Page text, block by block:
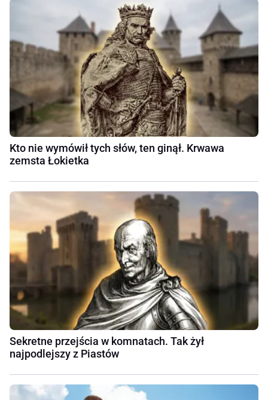
Kto nie wymówił tych słów, ten ginął. Krwawa
zemsta Łokietka
Sekretne przejścia w komnatach. Tak żył
najpodlejszy z Piastów